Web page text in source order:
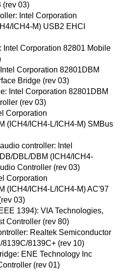
(rev 03)
Intel Corporation
ICH4-M) USB2 EHCI
Intel Corporation 82801 Mobile
Corporation 82801DBM
Bridge (rev 03)
Intel Corporation 82801DBM
(rev 03)
Corporation
(ICH4/ICH4-L/ICH4-M) SMBus
controller: Intel
DBL/DBM (ICH4/ICH4-
Controller (rev 03)
Corporation
(ICH4/ICH4-L/ICH4-M) AC'97
03)
1394): VIA Technologies,
Controller (rev 80)
Realtek Semiconductor
8139C+ (rev 10)
ENE Technology Inc
(rev 01)